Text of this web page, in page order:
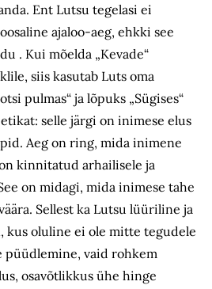
Ent Lutsu tegelasi ei
ajaloo-aeg, ehkki see
. Kui mõelda „Kevade“
siis kasutab Luts oma
pulmas“ ja lõpuks „Sügises“
selle järgi on inimese elus
Aeg on ring, mida inimene
kinnitatud arhailisele ja
on midagi, mida inimese tahe
Sellest ka Lutsu lüüriline ja
kus oluline ei ole mitte tegudele
vaid rohkem
osavõtlikkus ühe hinge